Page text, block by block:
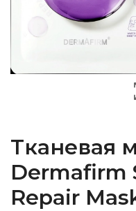
Тканевая
Dermafirm
Repair